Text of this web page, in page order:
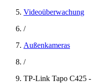
Videoüberwachung
/
Außenkameras
/
TP-Link Tapo C425 -